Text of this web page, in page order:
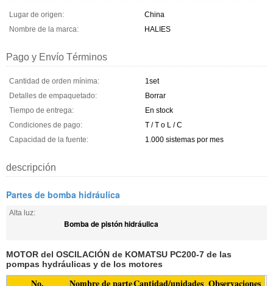
Lugar de origen:
China
Nombre de la marca:
HALIES
Pago y Envío Términos
Cantidad de orden mínima:
1set
Detalles de empaquetado:
Borrar
Tiempo de entrega:
En stock
Condiciones de pago:
T / T o L / C
Capacidad de la fuente:
1.000 sistemas por mes
descripción
Partes de bomba hidráulica
Alta luz:
Bomba de pistón hidráulica
MOTOR del OSCILACIÓN de KOMATSU PC200-7 de las
pompas hydráulicas y de los motores
No. Nombre de parteCantidad/unidades Observaciones